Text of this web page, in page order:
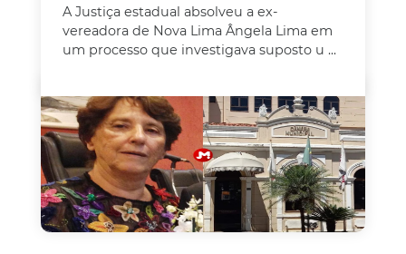
A Justiça estadual absolveu a ex-
vereadora de Nova Lima Ângela Lima em
um processo que investigava suposto u ...